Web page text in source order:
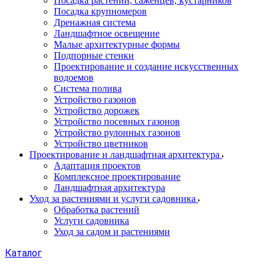
Посадка крупномеров
Дренажная система
Ландшафтное освещение
Малые архитектурные формы
Подпорные стенки
Проектирование и создание искусственных
водоемов
Система полива
Устройство газонов
Устройство дорожек
Устройство посевных газонов
Устройство рулонных газонов
Устройство цветников
Проектирование и ландшафтная архитектура
Адаптация проектов
Комплексное проектирование
Ландшафтная архитектура
Уход за растениями и услуги садовника
Обработка растений
Услуги садовника
Уход за садом и растениями
Каталог